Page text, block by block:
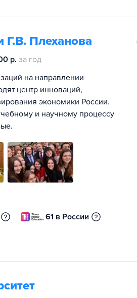
Г.В. Плеханова
р. за год
на направлении
центр инноваций,
экономики России.
и научному процессу
61 в России